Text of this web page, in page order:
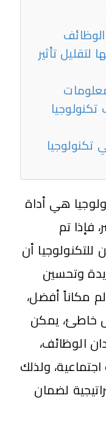
الوظائف
لتقليل تأثير
تكنولوجيا
هي أداة
فإذا تم
أن
وتحسين
مكاناً أفضل،
خاطئ، يمكن
الوظائف،
ولذلك
لضمان